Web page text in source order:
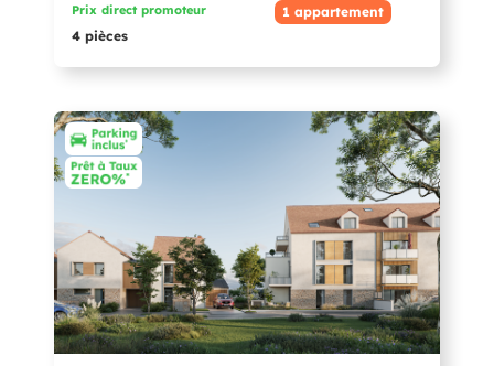
Prix direct promoteur
4 pièces
1 appartement